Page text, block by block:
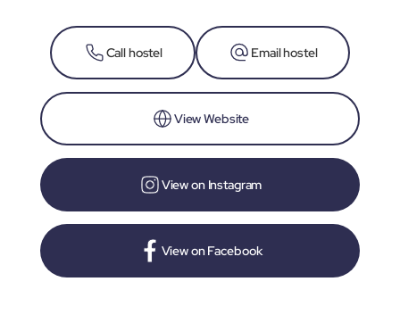
Call hostel Email hostel
View Website
View on Instagram
View on Facebook